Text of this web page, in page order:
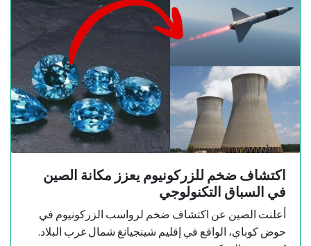
اكتشاف ضخم للزركونيوم يعزز مكانة الصين
في السباق التكنولوجي
أعلنت الصين عن اكتشاف ضخم لرواسب الزركونيوم في
حوض كوباي، الواقع في إقليم شينجيانغ شمال غرب البلاد.